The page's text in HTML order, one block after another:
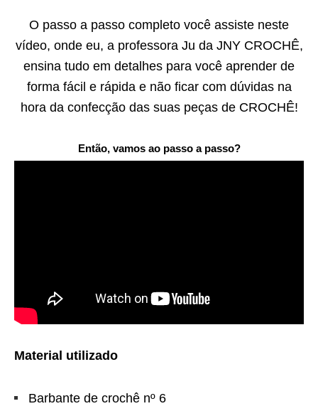
O passo a passo completo você assiste neste
vídeo, onde eu, a professora Ju da JNY CROCHÊ,
ensina tudo em detalhes para você aprender de
forma fácil e rápida e não ficar com dúvidas na
hora da confecção das suas peças de CROCHÊ!
Então, vamos ao passo a passo?
Material utilizado
Barbante de crochê nº 6